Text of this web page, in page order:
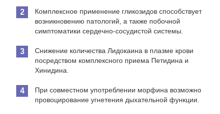
Комплексное применение гликозидов способствует
возникновению патологий, а также побочной
симптоматики сердечно-сосудистой системы.
Снижение количества Лидокаина в плазме крови
посредством комплексного приема Петидина и
Хинидина.
При совместном употреблении морфина возможно
провоцирование угнетения дыхательной функции.